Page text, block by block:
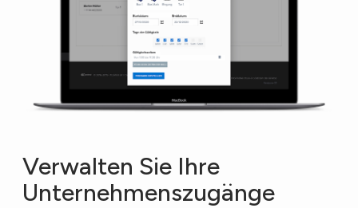
Verwalten Sie Ihre
Unternehmenszugänge